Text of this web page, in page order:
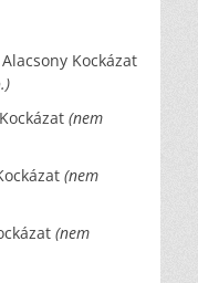
Kockázat
(nem
(nem
(nem